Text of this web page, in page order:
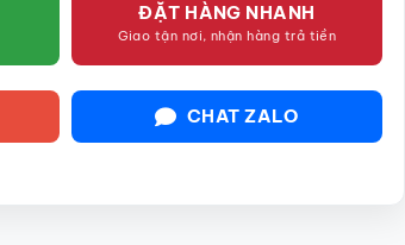
ĐẶT HÀNG NHANH
Giao tận nơi, nhận hàng trả tiền
CHAT ZALO